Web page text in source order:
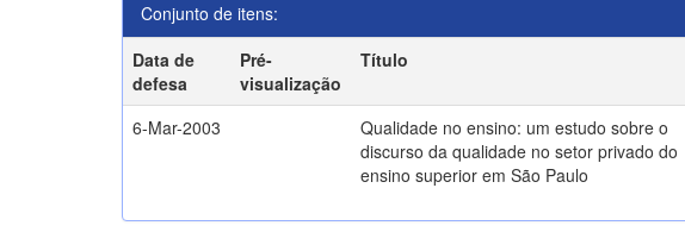
Conjunto de itens:
Data de
defesa
Pré-
visualização
Título
6-Mar-2003
Qualidade no ensino: um estudo sobre o
discurso da qualidade no setor privado do
ensino superior em São Paulo